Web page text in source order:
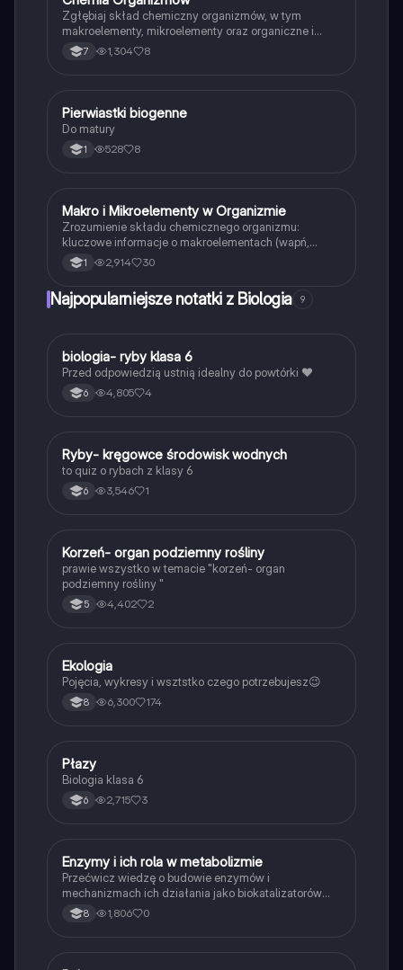
Zgłębiaj skład chemiczny organizmów, w tym
makroelementy, mikroelementy oraz organiczne i
nieorganiczne związki chemiczne. Dowiedz się o roli
pierwiastków takich jak Fe, Ca, Cu, H, Mg oraz ich
7 1,304 8
Biologia
Pierwiastki biogenne
Do matury
1 528 8
Biologia
Makro i Mikroelementy w Organizmie
Zrozumienie składu chemicznego organizmu:
kluczowe informacje o makroelementach (wapń,
węgiel, magnez) i mikroelementach (żelazo, miedź,
jod). Notatka dla uczniów klasy 1 LO i technikum,
znaczenie dla zdrowia.
1 2,914 30
Najpopularniejsze notatki z Biologia 9
BBiologia
biologia- ryby klasa 6
Przed odpowiedzią ustnią idealny do powtórki ❤️
6 4,805 4
RBiologia
Ryby- kręgowce środowisk wodnych
to quiz o rybach z klasy 6
6 3,546 1
KBiologia
Korzeń- organ podziemny rośliny
prawie wszystko w temacie "korzeń- organ
podziemny rośliny "
5 4,402 2
Biologia
Ekologia
Pojęcia, wykresy i wsztstko czego potrzebujesz😉
8 6,300 174
PBiologia
Płazy
Biologia klasa 6
6 2,715 3
EBiologia
Enzymy i ich rola w metabolizmie
Przećwicz wiedzę o budowie enzymów i
mechanizmach ich działania jako biokatalizatorów
przyspieszających reakcje.
8 1,806 0